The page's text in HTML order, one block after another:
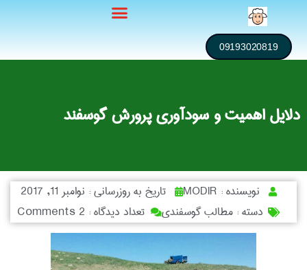
09193020819
دلایل اهمیت و سودآوری پرورش گوسفند
نویسنده : تاریخ به روزرسانی : نوامبر 11, 2017
دسته :مطالب گوسفندی تعداد دیدگاه : 2 Comments